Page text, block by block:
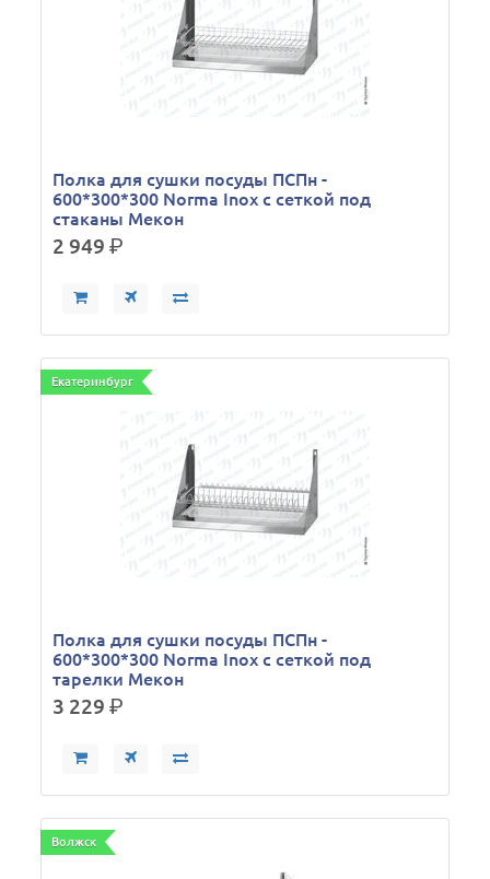
Полка для сушки посуды ПСПн -
600*300*300 Norma Inox с сеткой под
стаканы Мекон
2 949р.
Екатеринбург
Полка для сушки посуды ПСПн -
600*300*300 Norma Inox с сеткой под
тарелки Мекон
3 229р.
Волжск